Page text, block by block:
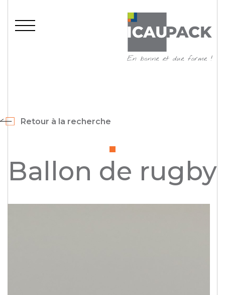
Retour à la recherche
Ballon de rugby